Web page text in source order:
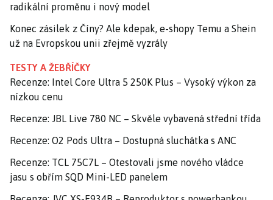
radikální proměnu i nový model
Konec zásilek z Číny? Ale kdepak, e-shopy Temu a Shein
už na Evropskou unii zřejmě vyzrály
TESTY A ŽEBŘÍČKY
Recenze: Intel Core Ultra 5 250K Plus – Vysoký výkon za
nízkou cenu
Recenze: JBL Live 780 NC – Skvěle vybavená střední třída
Recenze: O2 Pods Ultra – Dostupná sluchátka s ANC
Recenze: TCL 75C7L – Otestovali jsme nového vládce
jasu s obřím SQD Mini-LED panelem